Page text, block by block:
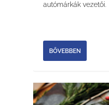
autómárkák vezetői.
BŐVEBBEN